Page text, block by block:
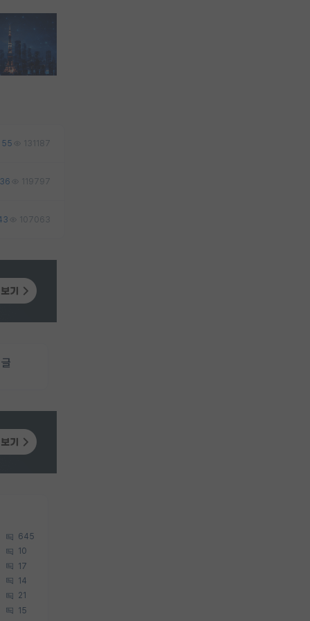
55 131187
36 119797
107063
645
10
17
14
21
15